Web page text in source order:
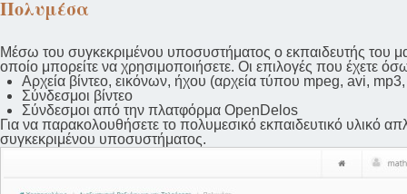
Πολυμέσα
Μέσω του συγκεκριμένου υποσυστήματος ο εκπαιδευτής του
οποίο μπορείτε να χρησιμοποιήσετε. Οι επιλογές που έχετε
Αρχεία βίντεο, εικόνων, ήχου (αρχεία τύπου mpeg, avi,
Σύνδεσμοι βίντεο
Σύνδεσμοι από την πλατφόρμα OpenDelos
Για να παρακολουθήσετε το πολυμεσικό εκπαιδευτικό υλικό
συγκεκριμένου υποσυστήματος.